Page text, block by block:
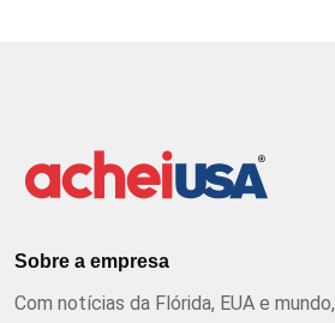
Sobre a empresa
Com notícias da Flórida, EUA e